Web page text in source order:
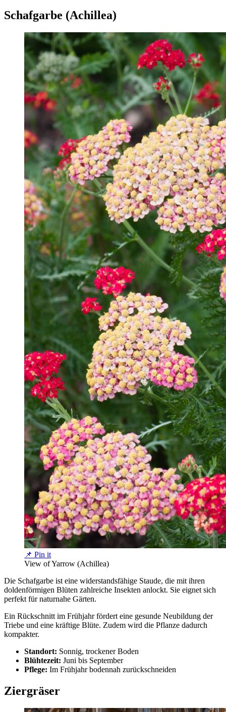
Schafgarbe (Achillea)
📌 Pin it
View of Yarrow (Achillea)
Die Schafgarbe ist eine widerstandsfähige Staude, die mit ihren
doldenförmigen Blüten zahlreiche Insekten anlockt. Sie eignet sich
perfekt für naturnahe Gärten.
Ein Rückschnitt im Frühjahr fördert eine gesunde Neubildung der
Triebe und eine kräftige Blüte. Zudem wird die Pflanze dadurch
kompakter.
Standort: Sonnig, trockener Boden
Blühtezeit: Juni bis September
Pflege: Im Frühjahr bodennah zurückschneiden
Ziergräser